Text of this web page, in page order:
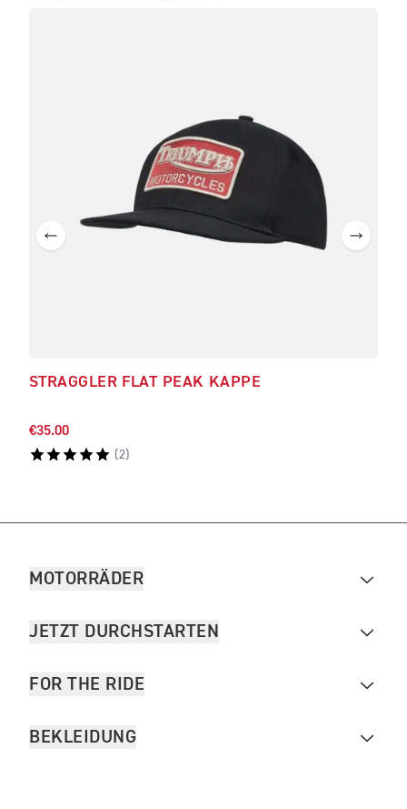
STRAGGLER FLAT PEAK KAPPE
€35.00
( 2)
MOTORRÄDER
JETZT DURCHSTARTEN
FOR THE RIDE
BEKLEIDUNG